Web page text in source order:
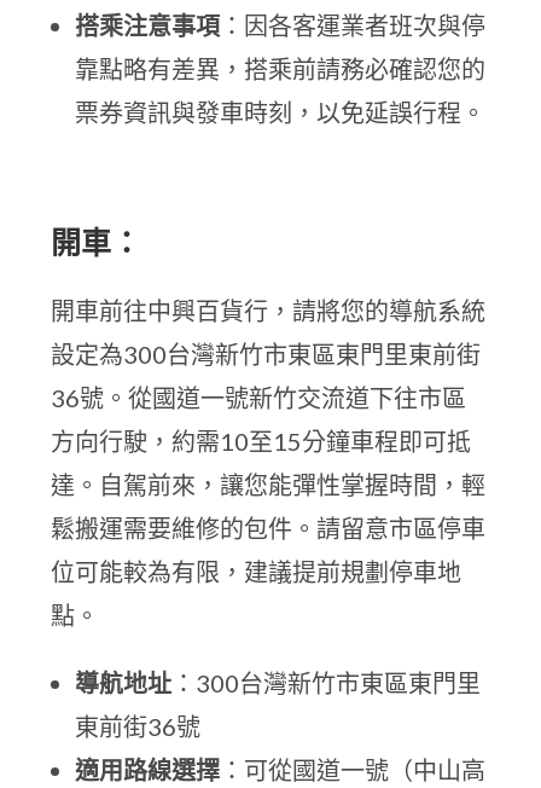
搭乘注意事項 ：因各客運業者班次與停
靠點略有差異，搭乘前請務必確認您的
票券資訊與發車時刻，以免延誤行程。
開車：
開車前往中興百貨行，請將您的導航系統
設定為300台灣新竹市東區東門里東前街
36號。從國道一號新竹交流道下往市區
方向行駛，約需10至15分鐘車程即可抵
達。自駕前來，讓您能彈性掌握時間，輕
鬆搬運需要維修的包件。請留意市區停車
位可能較為有限，建議提前規劃停車地
點。
導航地址 ：300台灣新竹市東區東門里
東前街36號
適用路線選擇 ：可從國道一號（中山高